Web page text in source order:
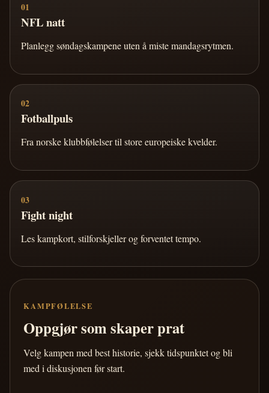
01
NFL natt
Planlegg søndagskampene uten å miste mandagsrytmen.
02
Fotballpuls
Fra norske klubbfølelser til store europeiske kvelder.
03
Fight night
Les kampkort, stilforskjeller og forventet tempo.
KAMPFØLELSE
Oppgjør som skaper prat
Velg kampen med best historie, sjekk tidspunktet og bli
med i diskusjonen før start.